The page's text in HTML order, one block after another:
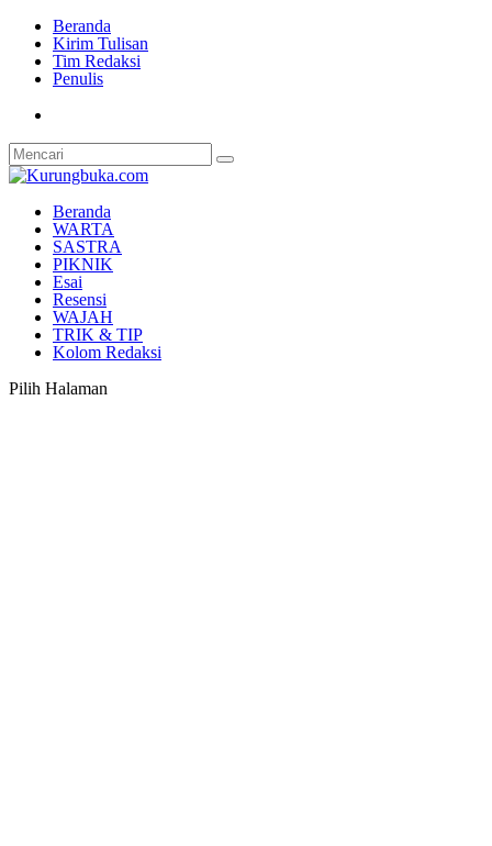
Beranda
Kirim Tulisan
Tim Redaksi
Penulis
Beranda
WARTA
SASTRA
PIKNIK
Esai
Resensi
WAJAH
TRIK & TIP
Kolom Redaksi
Pilih Halaman